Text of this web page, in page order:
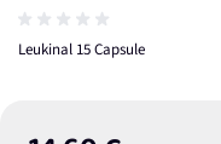
Leukinal 15 Capsule